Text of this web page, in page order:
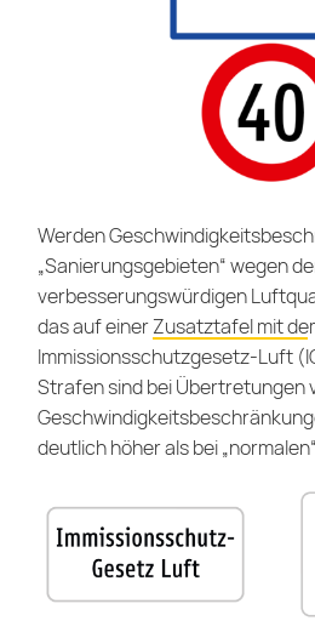
Werden
„Sanierungsgebieten“ wegen
verbesserungswürdigen
das auf einerZusatztafel mit
Immissionsschutzgesetz-Luft
Strafen sind bei Übertretungen
deutlich höher als bei